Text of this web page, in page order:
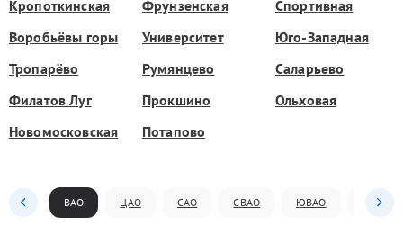
Кропоткинская Фрунзенская
Спортивная
Воробьёвы горы
Университет
Юго-Западная
Тропарёво
Румянцево
Саларьево
Филатов Луг
Прокшино
Ольховая
Новомосковская
Потапово
ВАО ЦАО САО СВАО ЮВАО ЮАО